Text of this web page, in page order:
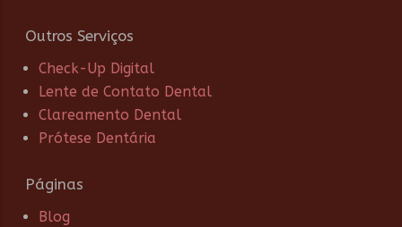
Outros Serviços
Check-Up Digital
Lente de Contato Dental
Clareamento Dental
Prótese Dentária
Páginas
Blog